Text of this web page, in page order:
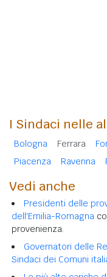
I Sindaci nelle
Bologna Ferrara
Piacenza
Ravenna
Vedi anche
Presidenti delle
dell'Emilia-Romagna
provenienza.
Governatori delle
Sindaci dei Comuni